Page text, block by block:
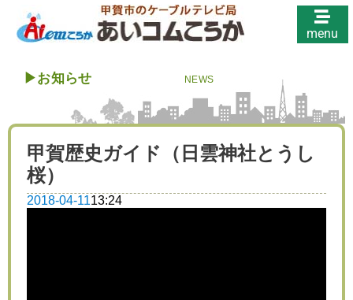
menu
▶︎お知らせ NEWS
甲賀歴史ガイド（日雲神社とうし
桜）
2018-04-1113:24